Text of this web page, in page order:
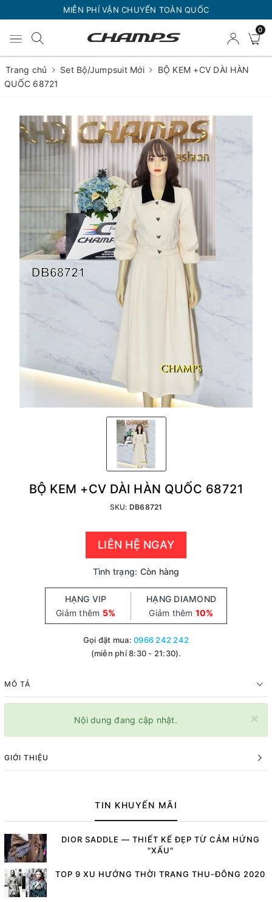
MIỄN PHÍ VẬN CHUYỂN TOÀN QUỐC
0
Trang chủ Set Bộ/Jumpsuit Mới
BỘ KEM +CV DÀI HÀN
QUỐC 68721
BỘ KEM +CV DÀI HÀN QUỐC 68721
SKU: DB68721
LIÊN HỆ NGAY
Tình trạng: Còn hàng
HẠNG VIP
Giảm thêm 5%
HẠNG DIAMOND
Giảm thêm 10%
Gọi đặt mua:0966 242 242
(miễn phí 8:30 - 21:30).
MÔ TẢ
×
Nội dung đang cập nhật.
GIỚI THIỆU
TIN KHUYẾN MÃI
DIOR SADDLE — THIẾT KẾ ĐẸP TỪ CẢM HỨNG
"XẤU"
TOP 9 XU HƯỚNG THỜI TRANG THU-ĐÔNG 2020